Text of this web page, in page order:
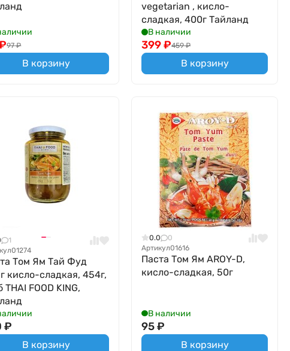
97 ₽
В корзину
vegetarian , кисло-
сладкая, 400г Тайланд
В наличии
459 ₽
399₽
В корзину
1
01274
Том Ям Тай Фуд
кисло-сладкая, 454г,
THAI FOOD KING,
₽
В корзину
0.0
0
Артикул01616
Паста Том Ям AROY-D,
кисло-сладкая, 50г
В наличии
95₽
В корзину